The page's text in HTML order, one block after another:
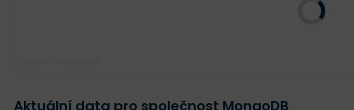
Aktuální data pro společnost MongoDB